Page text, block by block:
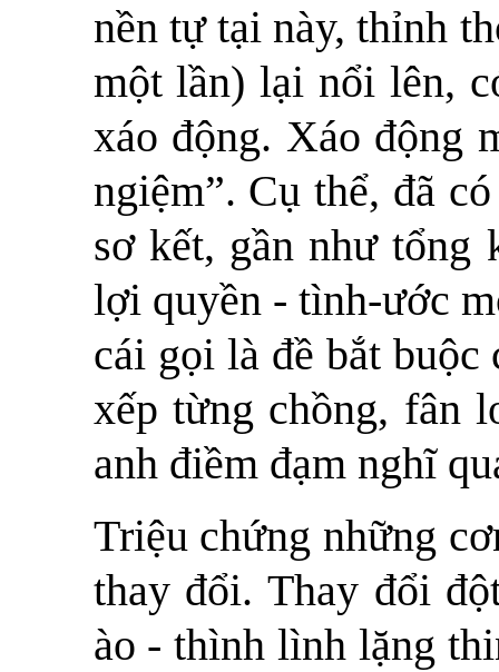
nền tự tại này, thỉnh
một lần) lại nổi lên,
xáo động. Xáo động
ngiệm”. Cụ thể, đã
sơ kết, gần như tổng
lợi quyền - tình-ước
cái gọi là đề bắt buộc
xếp từng chồng, fân
anh điềm đạm nghĩ
Triệu chứng những
thay đổi. Thay đổi
ào - thình lình lặng